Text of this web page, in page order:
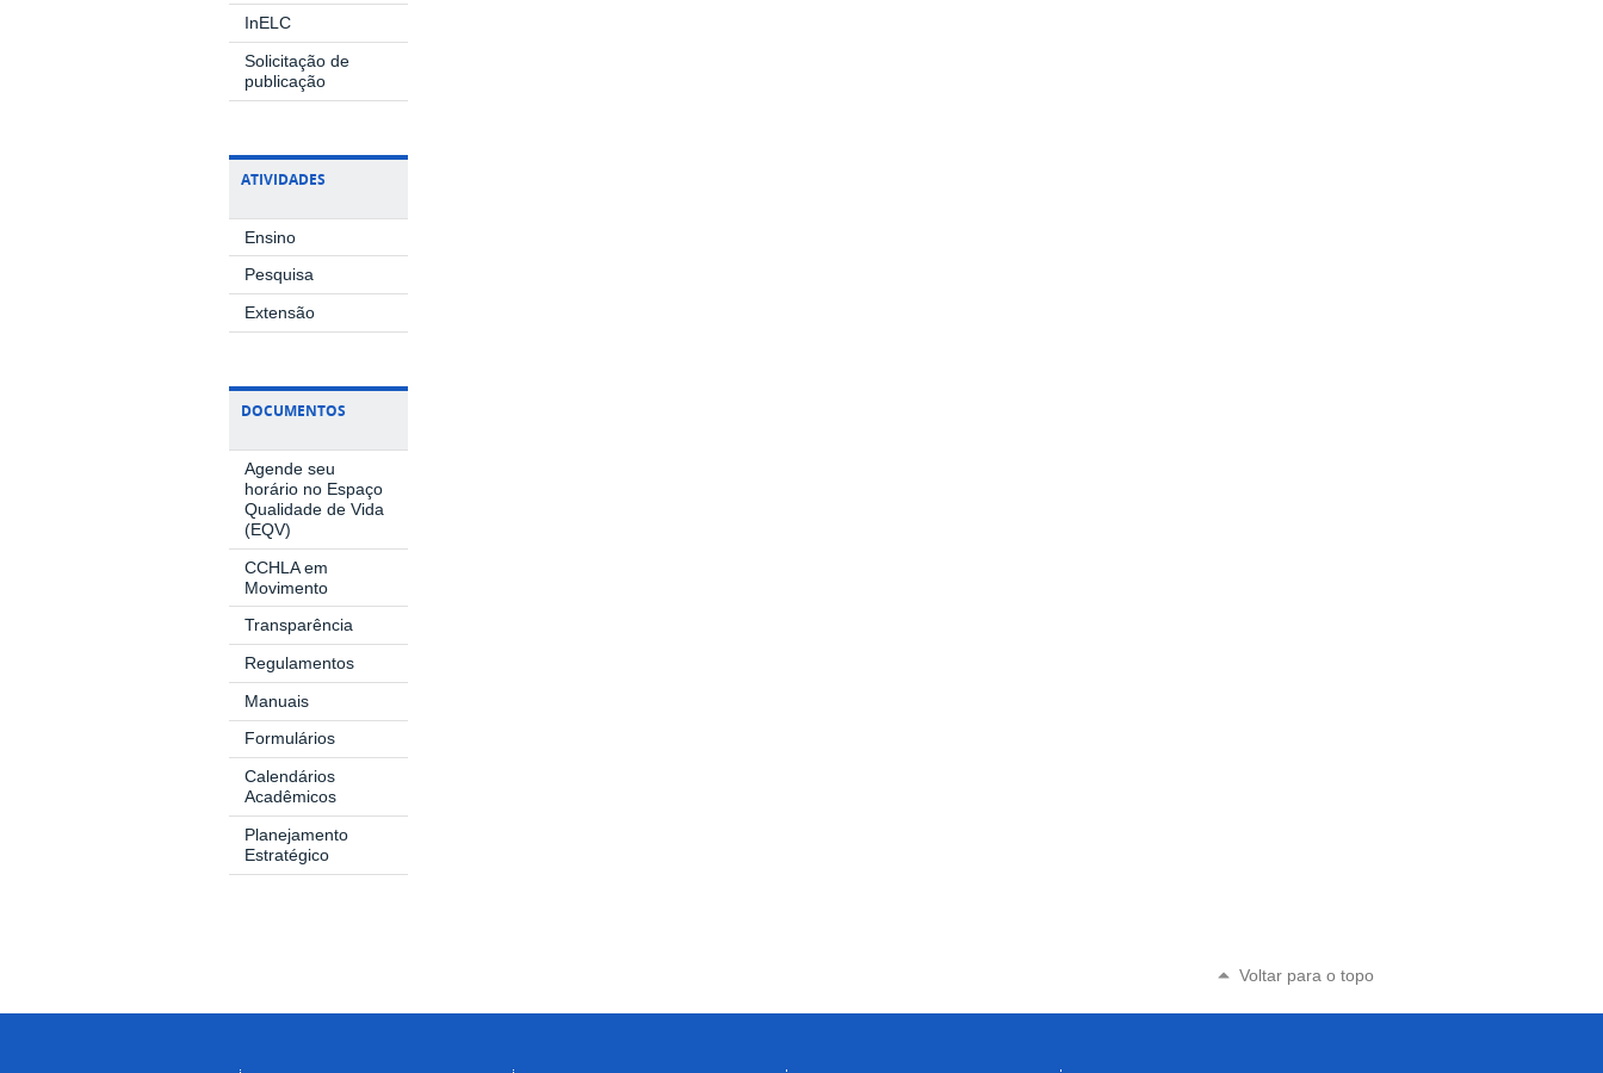
InELC
Solicitação de
publicação
ATIVIDADES
Ensino
Pesquisa
Extensão
DOCUMENTOS
Agende seu
horário no Espaço
Qualidade de Vida
(EQV)
CCHLA em
Movimento
Transparência
Regulamentos
Manuais
Formulários
Calendários
Acadêmicos
Planejamento
Estratégico
Voltar para o topo